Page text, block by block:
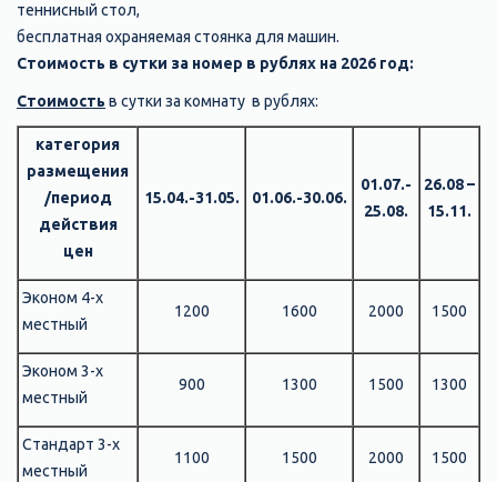
теннисный стол,
бесплатная охраняемая стоянка для машин.
Стоимость в сутки за номер в рублях на 2026 год:
Стоимость в сутки за комнату в рублях:
категория
размещения
/период
действия
цен
15.04.-31.05. 01.06.-30.06.
01.07.-
25.08.
26.08 –
15.11.
Эконом 4-х
местный
1200 1600 2000 1500
Эконом 3-х
местный
900 1300 1500 1300
Стандарт 3-х
местный
1100 1500 2000 1500